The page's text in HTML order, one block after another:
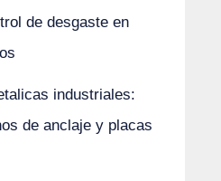
de desgaste en
industriales:
de anclaje y placas